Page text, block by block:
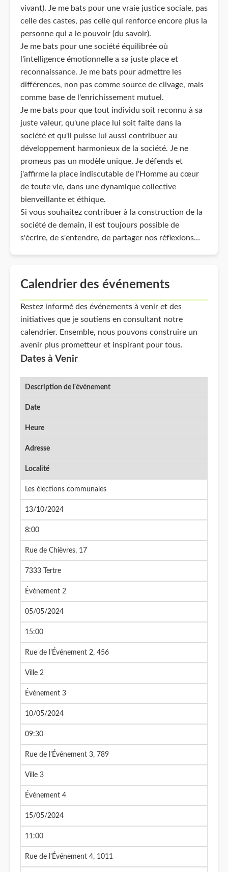
vivant). Je me bats pour une vraie justice sociale, pas
celle des castes, pas celle qui renforce encore plus la
personne qui a le pouvoir (du savoir).
Je me bats pour une société équilibrée où
l'intelligence émotionnelle a sa juste place et
reconnaissance. Je me bats pour admettre les
différences, non pas comme source de clivage, mais
comme base de l'enrichissement mutuel.
Je me bats pour que tout individu soit reconnu à sa
juste valeur, qu'une place lui soit faite dans la
société et qu'il puisse lui aussi contribuer au
développement harmonieux de la société. Je ne
promeus pas un modèle unique. Je défends et
j'affirme la place indiscutable de l'Homme au cœur
de toute vie, dans une dynamique collective
bienveillante et éthique.
Si vous souhaitez contribuer à la construction de la
société de demain, il est toujours possible de
s'écrire, de s'entendre, de partager nos réflexions…
Calendrier des événements
Restez informé des événements à venir et des
initiatives que je soutiens en consultant notre
calendrier. Ensemble, nous pouvons construire un
avenir plus prometteur et inspirant pour tous.
Dates à Venir
Description de l'événement
Date
Heure
Adresse
Localité
Les élections communales
13/10/2024
8:00
Rue de Chièvres, 17
7333 Tertre
Événement 2
05/05/2024
15:00
Rue de l'Événement 2, 456
Ville 2
Événement 3
10/05/2024
09:30
Rue de l'Événement 3, 789
Ville 3
Événement 4
15/05/2024
11:00
Rue de l'Événement 4, 1011